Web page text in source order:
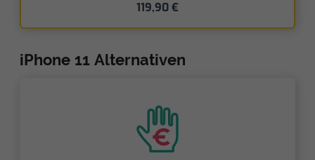
119,90 €
iPhone 11 Alternativen